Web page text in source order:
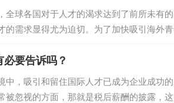
将有助于你选择合适的课程和平台。 权威
性和专业性的平台。你可...
全球各国对于人才的渴求达到了前所未有
的需求显得尤为迫切。为了加快吸引海外
吸引海外青年科技人才回国发展的建议》
背景、意义及其影响。 一、背景与现状 随
海外学子在完成学业后选择留在国外，寻
这一局面，吸引更多海外科技人...
要告诉吗？
中，吸引和留住国际人才已成为企业成功
被忽视的方面，那就是税后薪酬的披露，